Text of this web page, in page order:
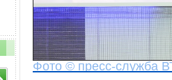
Фото © пресс-служба